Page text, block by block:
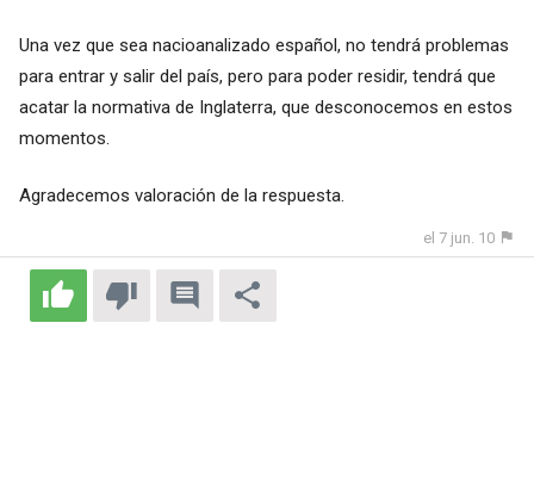
Una vez que sea nacioanalizado español, no tendrá problemas
para entrar y salir del país, pero para poder residir, tendrá que
acatar la normativa de Inglaterra, que desconocemos en estos
momentos.
Agradecemos valoración de la respuesta.
el 7 jun. 10